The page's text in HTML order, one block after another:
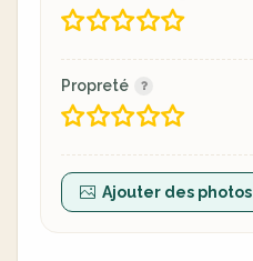
Propreté
Ajouter des photos